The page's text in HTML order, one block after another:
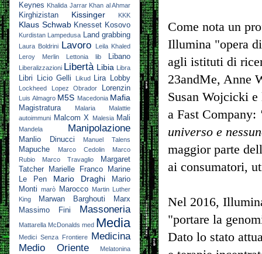
Come nota un
Illumina "opera
agli istituti di
23andMe, Anne
Susan Wojcicki
a Fast Company:
universo e
maggior parte
ai consumatori,
Nel 2016,
"portare la
Dato lo stato
Keynes Khalida Jarrar Khan al Ahmar
Kirghizistan Kissinger KKK
Klaus Schwab Knesset Kosovo
Kurdistan Lampedusa Land grabbing
Laura Boldrini Lavoro
Leila Khaled
Leroy Merlin
Lettonia lib Libano
Liberalizzazioni Libertà Libia Libra
Libri Licio Gelli Likud Lira Lobby
Lockheed Lopez Obrador Lorenzin
Luis Almagro M5S Macedonia Mafia
Magistratura Malaria
Malattie
autoimmuni Malcom X Malesia Mali
Mandela Manipolazione
Manlio Dinucci Manuel Talens
Mapuche Marco Cedolin
Marco
Rubio
Marco Travaglio
Margaret
Tatcher
Marielle Franco
Marine
Le Pen
Mario Draghi
Mario
Monti
marò Marocco
Martin Luther
King
Marwan Barghouti
Marx
Massimo Fini
Massoneria
Mattarella McDonalds med Media
Medici Senza Frontiere Medicina
Medio Oriente
Melatonina